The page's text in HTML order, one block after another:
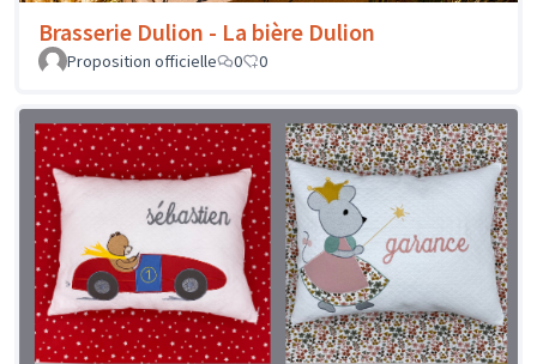
Brasserie Dulion - La bière Dulion
Proposition officielle 0 0